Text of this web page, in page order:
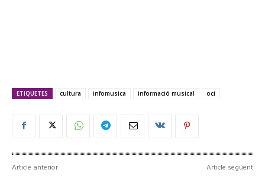
ETIQUETES cultura infomusica informació musical oci
Article anterior Article següent